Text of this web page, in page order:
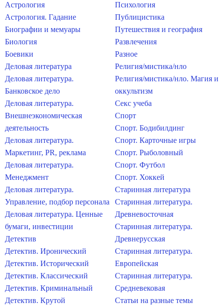
Астрология
Астрология. Гадание
Биографии и мемуары
Биология
Боевики
Деловая литература
Деловая литература.
Банковское дело
Деловая литература.
Внешнеэкономическая
деятельность
Деловая литература.
Маркетинг, PR, реклама
Деловая литература.
Менеджмент
Деловая литература.
Управление, подбор персонала
Деловая литература. Ценные
бумаги, инвестиции
Детектив
Детектив. Иронический
Детектив. Исторический
Детектив. Классический
Детектив. Криминальный
Детектив. Крутой
Психология
Публицистика
Путешествия и география
Развлечения
Разное
Религия/мистика/нло
Религия/мистика/нло. Магия и
оккультизм
Секс учеба
Спорт
Спорт. Бодибилдинг
Спорт. Карточные игры
Спорт. Рыболовный
Спорт. Футбол
Спорт. Хоккей
Старинная литература
Старинная литература.
Древневосточная
Старинная литература.
Древнерусская
Старинная литература.
Европейская
Старинная литература.
Средневековая
Статьи на разные темы